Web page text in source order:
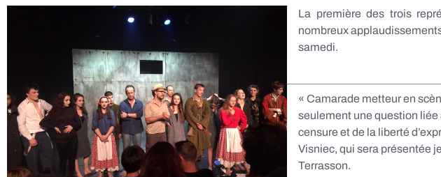
La première des trois
nombreux
samedi.
« Camarade metteur en
seulement une question
censure et de la liberté
Visniec, qui sera présentée
Terrasson.